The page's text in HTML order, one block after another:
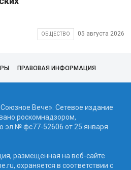
ОБЩЕСТВО 05 августа 2026
ПРАВОВАЯ ИНФОРМАЦИЯ
Вече». Сетевое издание
роскомнадзором,
эл № фc77-52606 от 25 января
размещенная на веб-сайте
охраняется в соответствии с